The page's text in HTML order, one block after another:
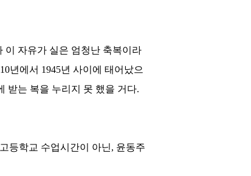
이 자유가 실은 엄청난 축복이라
년에서 1945년 사이에 태어났으
받는 복을 누리지 못 했을 거다.
등학교 수업시간이 아닌, 윤동주